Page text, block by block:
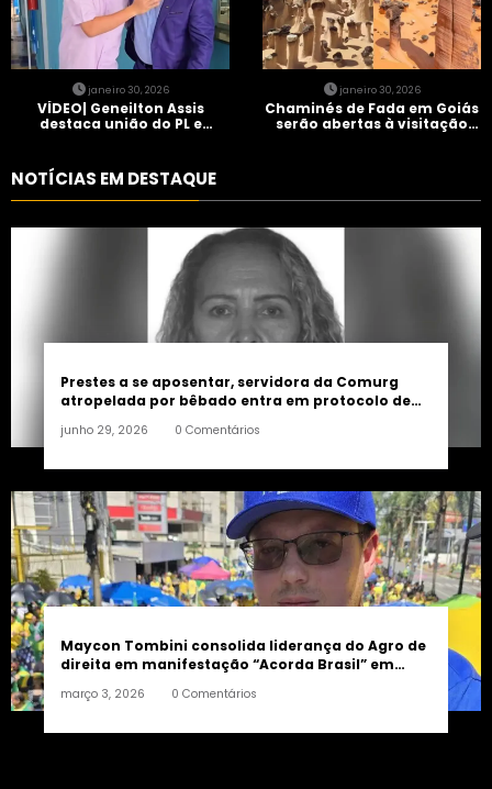
janeiro 30, 2026
VÍDEO| Geneilton Assis
destaca união do PL e
janeiro 30, 2026
Chaminés de Fada em Goiás
serão abertas à visitação
NOTÍCIAS EM DESTAQUE
Prestes a se aposentar, servidora da Comurg
atropelada por bêbado entra em protocolo de
junho 29, 2026 0 Comentários
Maycon Tombini consolida liderança do Agro de
direita em manifestação “Acorda Brasil” em
março 3, 2026 0 Comentários